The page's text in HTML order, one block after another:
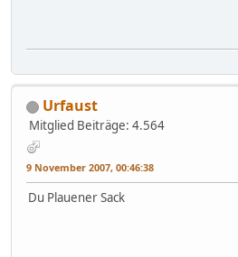
Urfaust
Mitglied Beiträge: 4.564
9 November 2007, 00:46:38
Du Plauener Sack